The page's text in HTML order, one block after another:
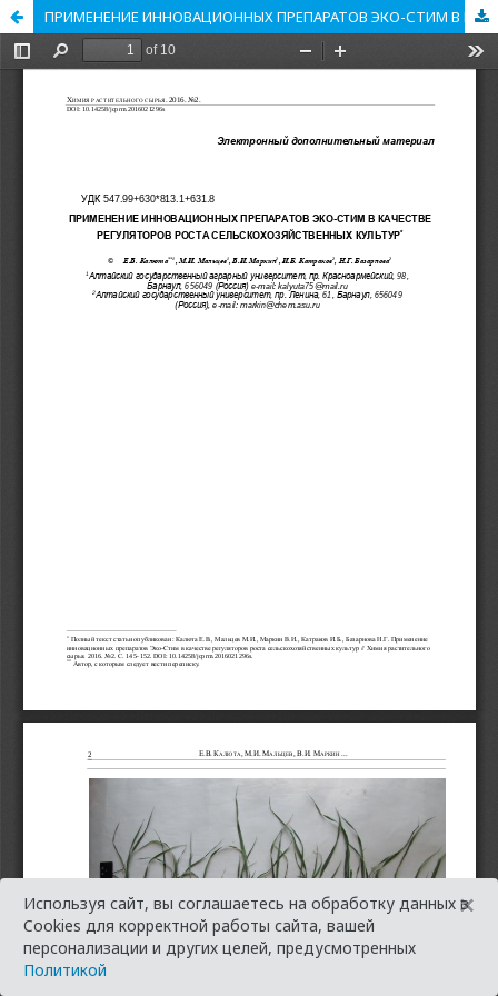
ПРИМЕНЕНИЕ ИННОВАЦИОННЫХ ПРЕПАРАТОВ ЭКО-СТИМ В КАЧЕСТВЕ РЕГУЛЯТОРОВ РОСТА СЕЛЬСКОХОЗЯЙСТВЕННЫХ КУЛЬТУР
Используя сайт, вы соглашаетесь на обработку данных в
Cookies для корректной работы сайта, вашей
персонализации и других целей, предусмотренных
Политикой
×